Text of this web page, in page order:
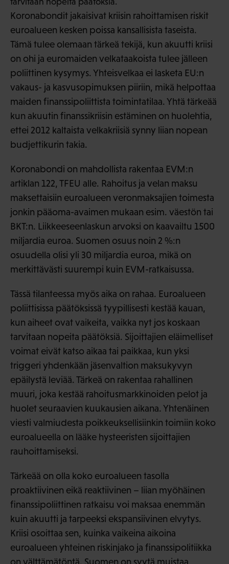
Koronabondit jakaisivat kriisin rahoittamisen riskit
euroalueen kesken poissa kansallisista taseista.
Tämä tulee olemaan tärkeä tekijä, kun akuutti kriisi
on ohi ja euromaiden velkataakoista tulee jälleen
poliittinen kysymys. Yhteisvelkaa ei lasketa EU:n
vakaus- ja kasvusopimuksen piiriin, mikä helpottaa
maiden finanssipoliittista toimintatilaa. Yhtä tärkeää
kun akuutin finanssikriisin estäminen on huolehtia,
ettei 2012 kaltaista velkakriisiä synny liian nopean
budjettikurin takia.
Koronabondi on mahdollista rakentaa EVM:n
artiklan 122, TFEU alle. Rahoitus ja velan maksu
maksettaisiin euroalueen veronmaksajien toimesta
jonkin pääoma-avaimen mukaan esim. väestön tai
BKT:n. Liikkeeseenlaskun arvoksi on kaavailtu 1500
miljardia euroa. Suomen osuus noin 2 %:n
osuudella olisi yli 30 miljardia euroa, mikä on
merkittävästi suurempi kuin EVM-ratkaisussa.
Tässä tilanteessa myös aika on rahaa. Euroalueen
poliittisissa päätöksissä tyypillisesti kestää kauan,
kun aiheet ovat vaikeita, vaikka nyt jos koskaan
tarvitaan nopeita päätöksiä. Sijoittajien eläimelliset
voimat eivät katso aikaa tai paikkaa, kun yksi
triggeri yhdenkään jäsenvaltion maksukyvyn
epäilystä leviää. Tärkeä on rakentaa rahallinen
muuri, joka kestää rahoitusmarkkinoiden pelot ja
huolet seuraavien kuukausien aikana. Yhtenäinen
viesti valmiudesta poikkeuksellisiinkin toimiin koko
euroalueella on lääke hysteeristen sijoittajien
rauhoittamiseksi.
Tärkeää on olla koko euroalueen tasolla
proaktiivinen eikä reaktiivinen – liian myöhäinen
finanssipoliittinen ratkaisu voi maksaa enemmän
kuin akuutti ja tarpeeksi ekspansiivinen elvytys.
Kriisi osoittaa sen, kuinka vaikeina aikoina
euroalueen yhteinen riskinjako ja finanssipolitiikka
on välttämätöntä. Suomen on syytä muistaa